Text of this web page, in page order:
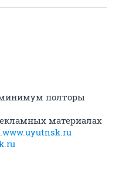
полторы
материалах
www.uyutnsk.ru